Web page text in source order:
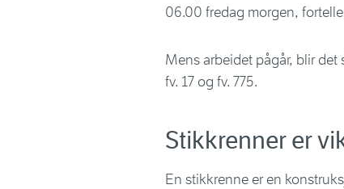
06.00 fredag morgen,
Mens arbeidet pågår, blir det
fv. 17 og fv. 775.
Stikkrenner er
En stikkrenne er en